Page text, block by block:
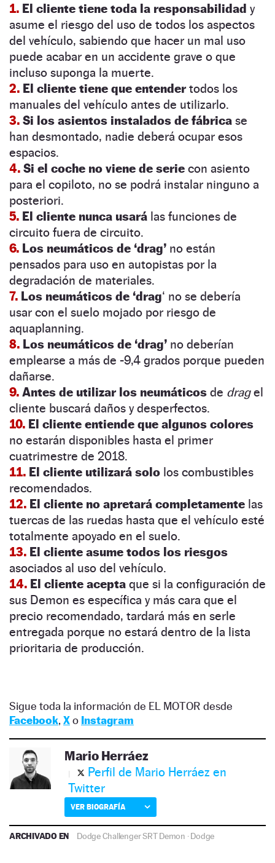
1. El cliente tiene toda la responsabilidad y
asume el riesgo del uso de todos los aspectos
del vehículo, sabiendo que hacer un mal uso
puede acabar en un accidente grave o que
incluso suponga la muerte.
2. El cliente tiene que entendertodos los
manuales del vehículo antes de utilizarlo.
3. Si los asientos instalados de fábrica se
han desmontado, nadie deberá ocupar esos
espacios.
4. Si el coche no viene de serie con asiento
para el copiloto, no se podrá instalar ninguno a
posteriori.
5. El cliente nunca usará las funciones de
circuito fuera de circuito.
6. Los neumáticos de ‘drag’ no están
pensados para uso en autopistas por la
degradación de materiales.
7. Los neumáticos de ‘drag‘ no se debería
usar con el suelo mojado por riesgo de
aquaplanning.
8. Los neumáticos de ‘drag’ no deberían
emplearse a más de -9,4 grados porque pueden
dañarse.
9. Antes de utilizar los neumáticos de dragel
cliente buscará daños y desperfectos.
10. El cliente entiende que algunos colores
no estarán disponibles hasta el primer
cuatrimestre de 2018.
11. El cliente utilizará solo los combustibles
recomendados.
12. El cliente no apretará completamente las
tuercas de las ruedas hasta que el vehículo esté
totalmente apoyado en el suelo.
13. El cliente asume todos los riesgos
asociados al uso del vehículo.
14. El cliente acepta que si la configuración de
sus Demon es específica y más cara que el
precio recomendado, tardará más en serle
entregada porque no estará dentro de la lista
prioritaria de producción.
Sigue toda la información de EL MOTOR desde
Facebook, Xo Instagram
Mario Herráez
Perfil de Mario Herráez en
Twitter
VER BIOGRAFÍA
ARCHIVADO EN Dodge Challenger SRT Demon ·Dodge